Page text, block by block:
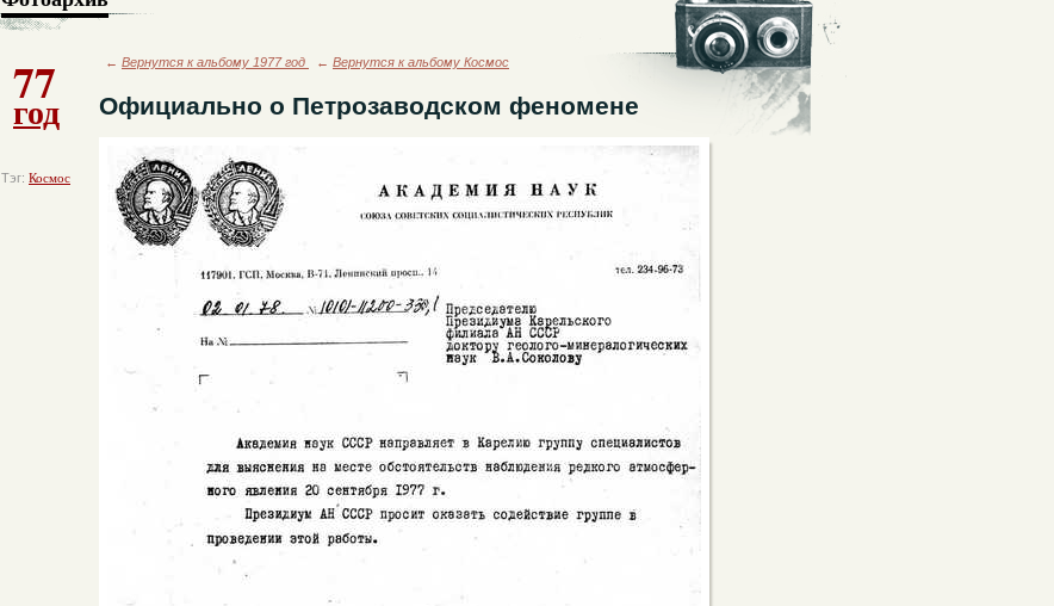
77
год
Тэг: Космос
← Вернутся к альбому 1977 год ← Вернутся к альбому Космос
Официально о Петрозаводском феномене